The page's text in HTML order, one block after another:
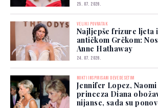
25. 07. 2026.
VELIKI POVRATAK
Najljepše frizure ljeta
antičkom Grčkom:
Anne Hathaway
24. 07. 2026.
NOKTI INSPIRISANI DEVEDESETIM
Jennifer Lopez,
princeza Diana
nijanse, sada su